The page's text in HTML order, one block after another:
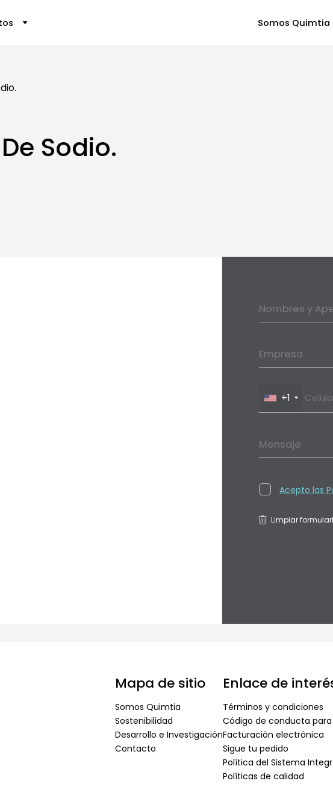
Somos Quimtia
Sodio.
Nombres y
Empresa
+1
Mensaje
Acepto las
Limpiar
Mapa de sitio
Somos Quimtia
Sostenibilidad
Desarrollo e Investigación
Contacto
Enlace de
Términos y condiciones
Código de conducta
Facturación electrónica
Sigue tu pedido
Política del Sistema
Políticas de calidad